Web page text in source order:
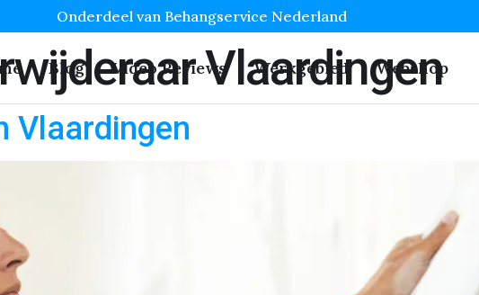
Onderdeel van Behangservice Nederland
Blog Video Reviews Werkgebied Webshop
Vlaardingen
Vlaardingen